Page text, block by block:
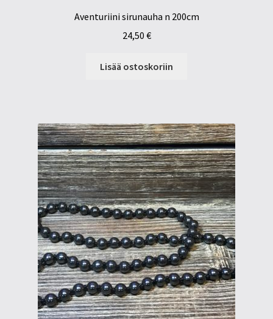
Aventuriini sirunauha n 200cm
24,50 €
Lisää ostoskoriin